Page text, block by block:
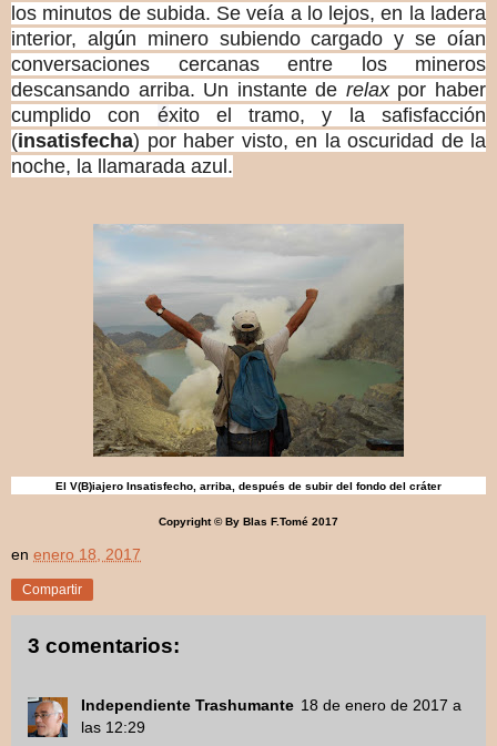
los minutos de subida. Se veía a lo lejos, en la ladera
interior, algún minero subiendo cargado y se oían
conversaciones cercanas entre los mineros
descansando arriba. Un instante de relaxpor haber
cumplido con éxito el tramo, y la safisfacción
(insatisfecha) por haber visto, en la oscuridad de la
noche, la llamarada azul.
El V(B)iajero Insatisfecho, arriba, después de subir del fondo del cráter
Copyright © By Blas F.Tomé 2017
en enero 18, 2017
Compartir
3 comentarios:
Independiente Trashumante 18 de enero de 2017 a
las 12:29